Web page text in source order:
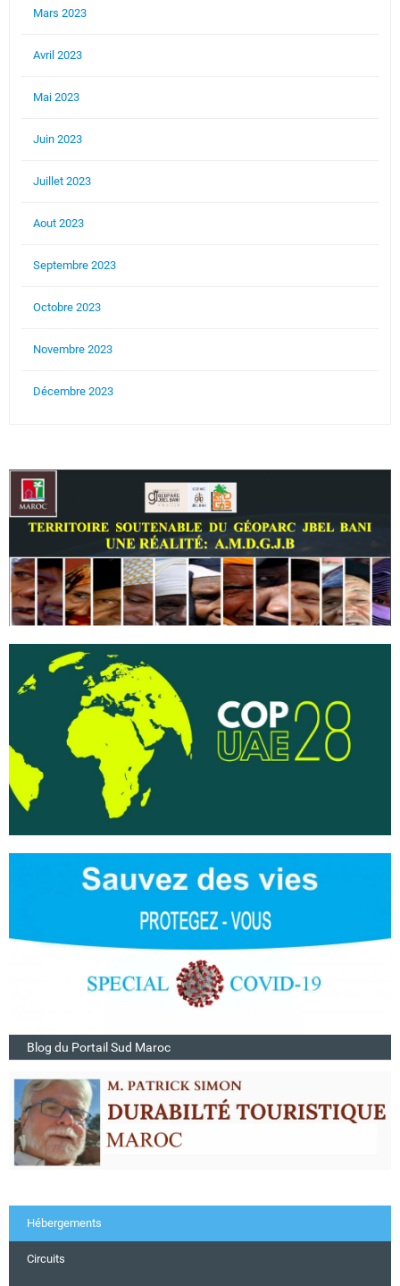
Mars 2023
Avril 2023
Mai 2023
Juin 2023
Juillet 2023
Aout 2023
Septembre 2023
Octobre 2023
Novembre 2023
Décembre 2023
Blog du Portail Sud Maroc
Hébergements
Circuits